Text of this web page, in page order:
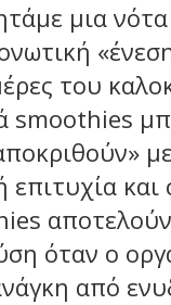
μια
του
smoothies
με
επιτυχία
όταν ο
από